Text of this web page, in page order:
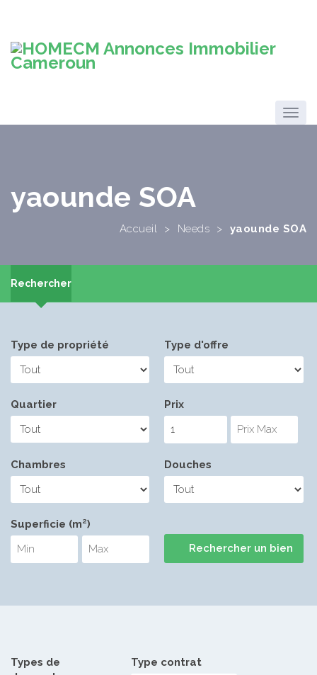
yaounde SOA
Accueil > Needs > yaounde SOA
Rechercher
Type de propriété Type d'offre
Quartier Prix
Chambres Douches
Superficie (m²)
Types de
Type contrat